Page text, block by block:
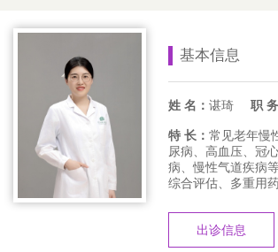
基本信息
姓 名： 谌琦 职
特 长： 常见老年慢
尿病、高血压、冠
病、慢性气道疾病
综合评估、多重用药
出诊信息